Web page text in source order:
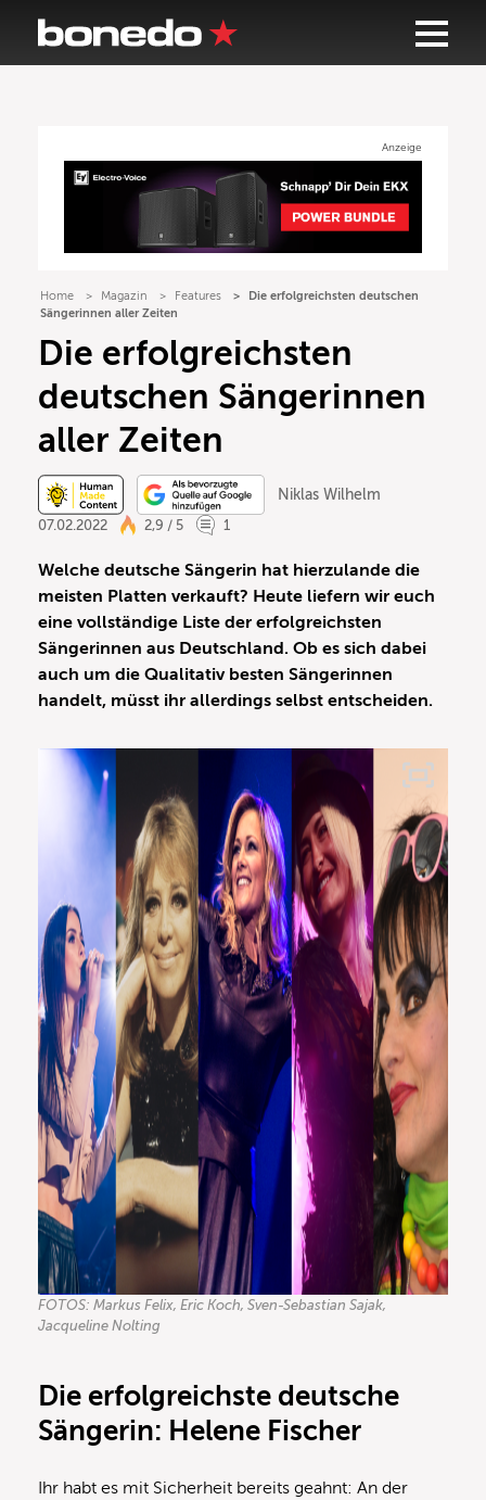
Anzeige
Home Magazin Features
Die erfolgreichsten deutschen
Sängerinnen aller Zeiten
Die erfolgreichsten
deutschen Sängerinnen
aller Zeiten
Niklas Wilhelm
07.02.2022
2,9 / 5 1
Welche deutsche Sängerin hat hierzulande die
meisten Platten verkauft? Heute liefern wir euch
eine vollständige Liste der erfolgreichsten
Sängerinnen aus Deutschland. Ob es sich dabei
auch um die Qualitativ besten Sängerinnen
handelt, müsst ihr allerdings selbst entscheiden.
FOTOS: Markus Felix, Eric Koch, Sven-Sebastian Sajak,
Jacqueline Nolting
Die erfolgreichste deutsche
Sängerin: Helene Fischer
Ihr habt es mit Sicherheit bereits geahnt: An der